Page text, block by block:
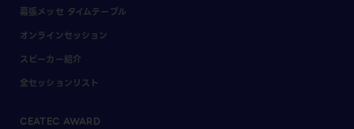
幕張メッセ タイムテーブル
オンラインセッション
スピーカー紹介
全セッションリスト
CEATEC AWARD